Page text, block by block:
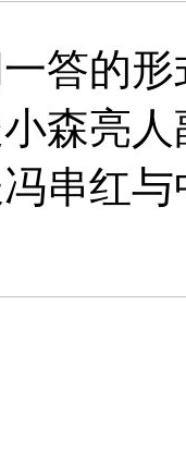
的形
森亮
串红